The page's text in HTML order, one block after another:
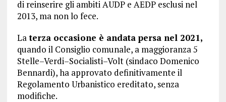
di reinserire gli ambiti AUDP e AEDP esclusi nel
2013, ma non lo fece.
Laterza occasione è andata persa nel 2021,
quando il Consiglio comunale, a maggioranza 5
Stelle–Verdi–Socialisti–Volt (sindaco Domenico
Bennardi), ha approvato definitivamente il
Regolamento Urbanistico ereditato, senza
modifiche.